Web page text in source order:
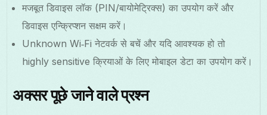
मजबूत डिवाइस लॉक (PIN/बायोमेट्रिक्स) का उपयोग करें और
डिवाइस एन्क्रिप्शन सक्षम करें।
Unknown Wi‑Fi नेटवर्क से बचें और यदि आवश्यक हो तो
highly sensitive क्रियाओं के लिए मोबाइल डेटा का उपयोग करें।
अक्सर पूछे जाने वाले प्रश्न